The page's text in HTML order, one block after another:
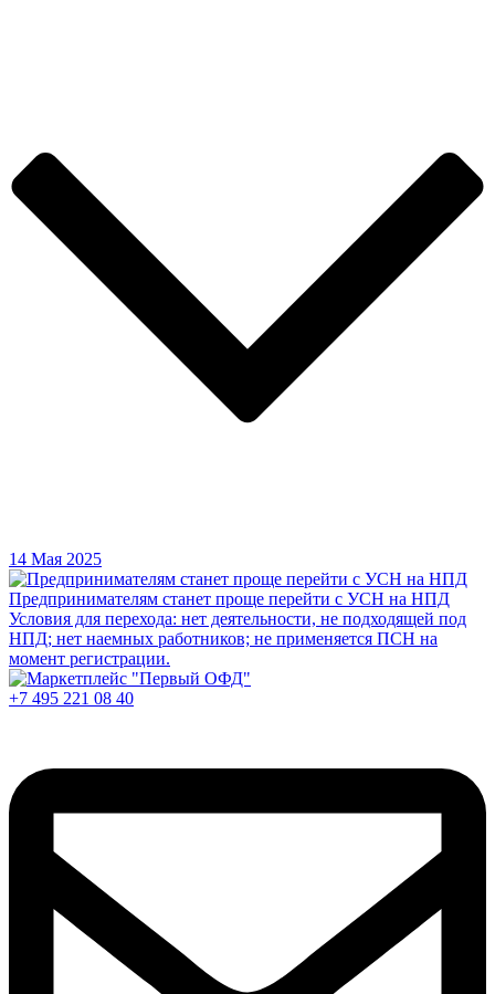
14 Мая 2025
Предпринимателям станет проще перейти с УСН на НПД
Условия для перехода: нет деятельности, не подходящей под
НПД; нет наемных работников; не применяется ПСН на
момент регистрации.
+7 495 221 08 40